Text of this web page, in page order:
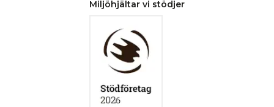
Miljöhjältar vi stödjer